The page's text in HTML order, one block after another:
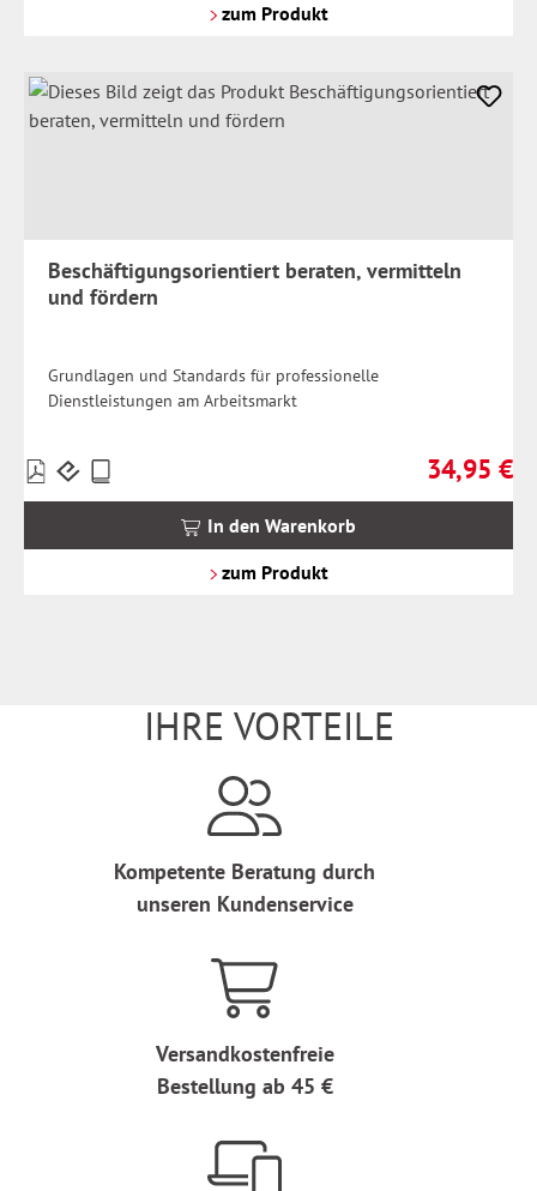
zum Produkt
Beschäftigungsorientiert beraten, vermitteln
und fördern
Grundlagen und Standards für professionelle
Dienstleistungen am Arbeitsmarkt
Regulärer
34,95 €
Preise
inkl.
In den Warenkorb
zum Produkt
IHRE VORTEILE
Kompetente Beratung durch
unseren Kundenservice
Versandkostenfreie
Bestellung ab 45 €